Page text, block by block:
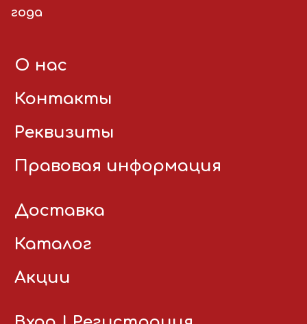
года
О нас
Контакты
Реквизиты
Правовая информация
Доставка
Каталог
Акции